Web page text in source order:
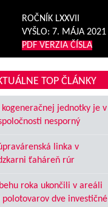
ROČNÍK LXXVII
VYŠLO: 7. MÁJA 2021
PDF VERZIA ČÍSLA
TOP ČLÁNKY
kogeneračnej jednotky je v
nesporný
linka v
ťaháreň rúr
roka ukončili v areáli
polotovarov dve investičné